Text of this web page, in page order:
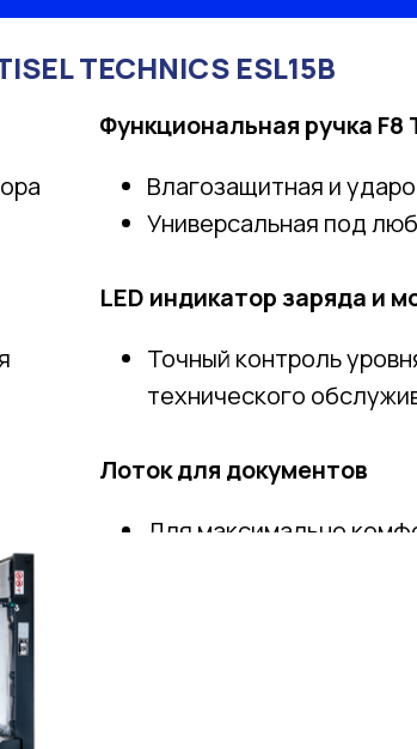
TECHNICS ESL15B
Функциональная ручка F8
Влагозащитная и
Универсальная под
LED индикатор заряда и
Точный контроль
технического
Лоток для документов
Для максимально